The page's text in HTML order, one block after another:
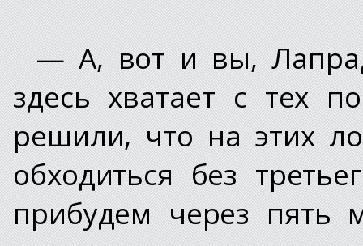
— А, вот и вы,
здесь хватает с тех
решили, что на этих
обходиться без
прибудем через пять